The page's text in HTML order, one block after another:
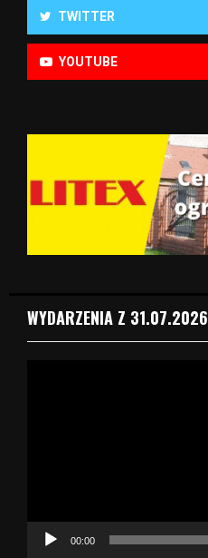
TWITTER
YOUTUBE
WYDARZENIA Z 31.07.2026
c
00:00